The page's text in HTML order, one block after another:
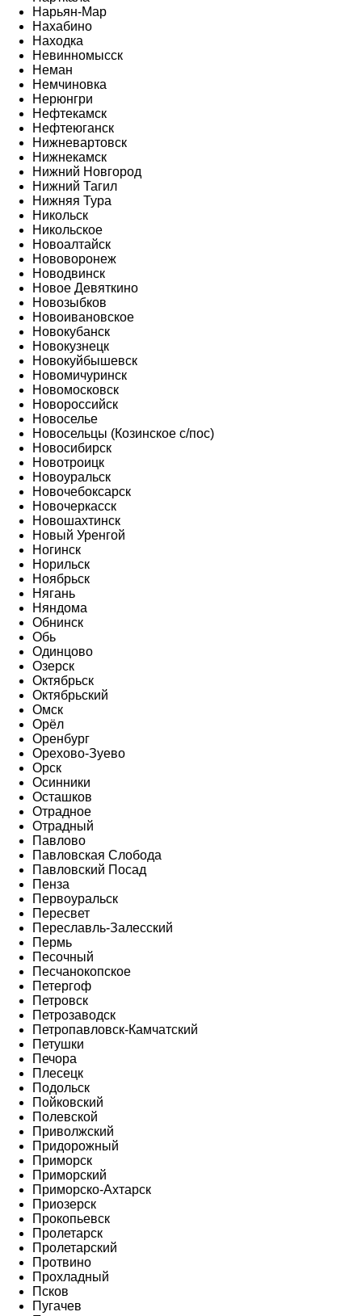
Нарьян-Мар
Нахабино
Находка
Невинномысск
Неман
Немчиновка
Нерюнгри
Нефтекамск
Нефтеюганск
Нижневартовск
Нижнекамск
Нижний Новгород
Нижний Тагил
Нижняя Тура
Никольск
Никольское
Новоалтайск
Нововоронеж
Новодвинск
Новое Девяткино
Новозыбков
Новоивановское
Новокубанск
Новокузнецк
Новокуйбышевск
Новомичуринск
Новомосковск
Новороссийск
Новоселье
Новосельцы (Козинское с/пос)
Новосибирск
Новотроицк
Новоуральск
Новочебоксарск
Новочеркасск
Новошахтинск
Новый Уренгой
Ногинск
Норильск
Ноябрьск
Нягань
Няндома
Обнинск
Обь
Одинцово
Озерск
Октябрьск
Октябрьский
Омск
Орёл
Оренбург
Орехово-Зуево
Орск
Осинники
Осташков
Отрадное
Отрадный
Павлово
Павловская Слобода
Павловский Посад
Пенза
Первоуральск
Пересвет
Переславль-Залесский
Пермь
Песочный
Песчанокопское
Петергоф
Петровск
Петрозаводск
Петропавловск-Камчатский
Петушки
Печора
Плесецк
Подольск
Пойковский
Полевской
Приволжский
Придорожный
Приморск
Приморский
Приморско-Ахтарск
Приозерск
Прокопьевск
Пролетарск
Пролетарский
Протвино
Прохладный
Псков
Пугачев